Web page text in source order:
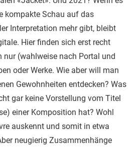
kompakte Schau auf das
Interpretation mehr gibt, bleibt
Hier finden sich erst recht
nur (wahlweise nach Portal und
oder Werke. Wie aber will man
Gewohnheiten entdecken? Was
gar keine Vorstellung vom Titel
einer Komposition hat? Wohl
auskennt und somit in etwa
neugierig Zusammenhänge